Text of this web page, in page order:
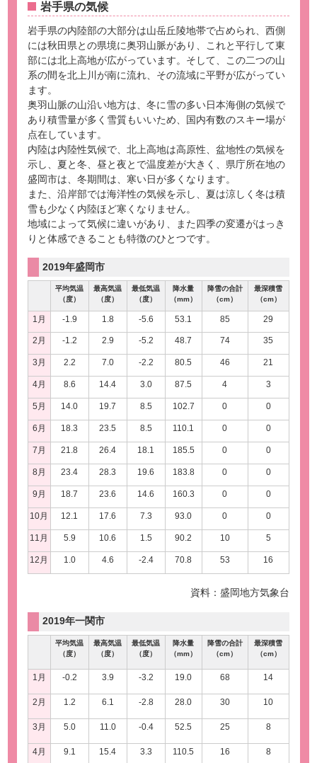
岩手県の気候
岩手県の内陸部の大部分は山岳丘陵地帯で占められ、西側
には秋田県との県境に奥羽山脈があり、これと平行して東
部には北上高地が広がっています。そして、この二つの山
系の間を北上川が南に流れ、その流域に平野が広がってい
ます。
奥羽山脈の山沿い地方は、冬に雪の多い日本海側の気候で
あり積雪量が多く雪質もいいため、国内有数のスキー場が
点在しています。
内陸は内陸性気候で、北上高地は高原性、盆地性の気候を
示し、夏と冬、昼と夜とで温度差が大きく、県庁所在地の
盛岡市は、冬期間は、寒い日が多くなります。
また、沿岸部では海洋性の気候を示し、夏は涼しく冬は積
雪も少なく内陸ほど寒くなりません。
地域によって気候に違いがあり、また四季の変遷がはっき
りと体感できることも特徴のひとつです。
2019年盛岡市
平均気温
（度）
最高気温
（度）
最低気温
（度）
降水量
（mm）
降雪の合計
（cm）
最深積雪
（cm）
1月 -1.9 1.8 -5.6 53.1 85 29
2月 -1.2 2.9 -5.2 48.7 74 35
3月 2.2 7.0 -2.2 80.5 46 21
4月 8.6 14.4 3.0 87.5 4 3
5月 14.0 19.7 8.5 102.7 0 0
6月 18.3 23.5 8.5 110.1 0 0
7月 21.8 26.4 18.1 185.5 0 0
8月 23.4 28.3 19.6 183.8 0 0
9月 18.7 23.6 14.6 160.3 0 0
10月 12.1 17.6 7.3 93.0 0 0
11月 5.9 10.6 1.5 90.2 10 5
12月 1.0 4.6 -2.4 70.8 53 16
資料：盛岡地方気象台
2019年一関市
平均気温
（度）
最高気温
（度）
最低気温
（度）
降水量
（mm）
降雪の合計
（cm）
最深積雪
（cm）
1月 -0.2 3.9 -3.2 19.0 68 14
2月 1.2 6.1 -2.8 28.0 30 10
3月 5.0 11.0 -0.4 52.5 25 8
4月 9.1 15.4 3.3 110.5 16 8